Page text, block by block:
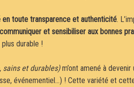
toute transparence et authenticité.
communiquer et sensibiliser aux bonnes
durable !
sains et durables)m’ont amené à devenir
événementiel…) ! Cette variété et